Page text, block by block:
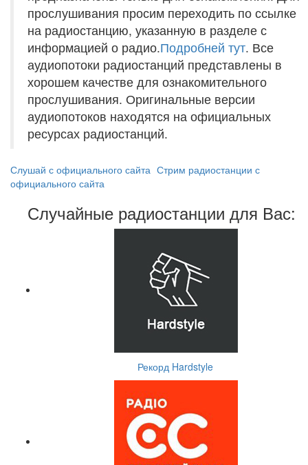
прослушивания просим переходить по ссылке
на радиостанцию, указанную в разделе с
информацией о радио.Подробней тут. Все
аудиопотоки радиостанций представлены в
хорошем качестве для ознакомительного
прослушивания. Оригинальные версии
аудиопотоков находятся на официальных
ресурсах радиостанций.
Слушай с официального сайта Стрим радиостанции с
официального сайта
Случайные радиостанции для Вас:
Рекорд Hardstyle